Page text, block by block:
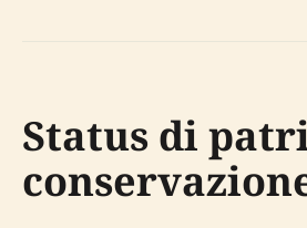
Status di